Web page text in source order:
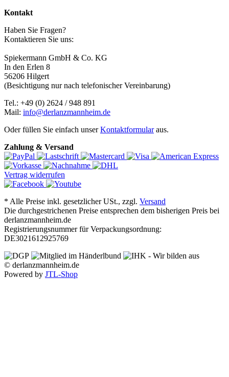
Kontakt
Haben Sie Fragen?
Kontaktieren Sie uns:
Spiekermann GmbH & Co. KG
In den Erlen 8
56206 Hilgert
(Besichtigung nur nach telefonischer Vereinbarung)
Tel.: +49 (0) 2624 / 948 891
Mail: info@derlanzmannheim.de
Oder füllen Sie einfach unserKontaktformularaus.
Zahlung & Versand
Vertrag widerrufen
* Alle Preise inkl. gesetzlicher USt., zzgl. Versand
Die durchgestrichenen Preise entsprechen dem bisherigen Preis bei
derlanzmannheim.de
Registrierungsnummer für Verpackungsordnung:
DE3021612925769
© derlanzmannheim.de
Powered by JTL-Shop